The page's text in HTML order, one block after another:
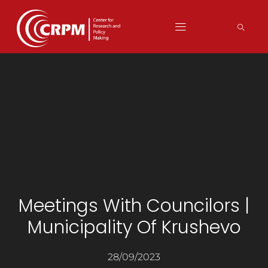
Meetings With Councilors |
Municipality Of Krushevo
28/09/2023